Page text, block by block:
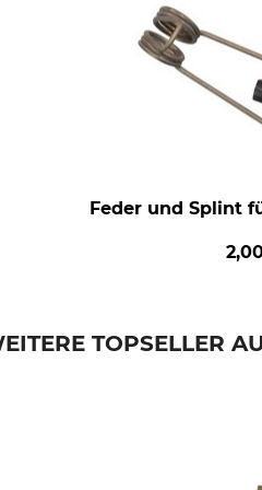
Feder und Splint
TOPSELLER